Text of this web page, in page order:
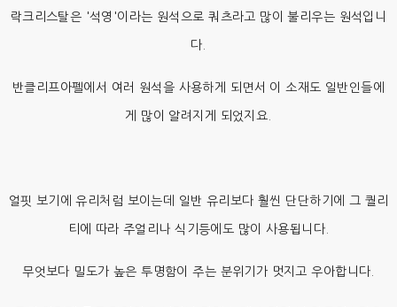
락크리스탈은 '석영'이라는 원석으로 쿼츠라고 많이 불리우는 원석입니
다.
반클리프아펠에서 여러 원석을 사용하게 되면서 이 소재도 일반인들에
게 많이 알려지게 되었지요.
얼핏 보기에 유리처럼 보이는데 일반 유리보다 훨씬 단단하기에 그 퀄리
티에 따라 주얼리나 식기등에도 많이 사용됩니다.
무엇보다 밀도가 높은 투명함이 주는 분위기가 멋지고 우아합니다.